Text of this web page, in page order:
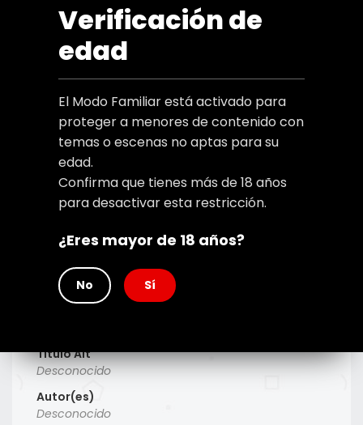
Verificación de
edad
El Modo Familiar está activado para
proteger a menores de contenido con
temas o escenas no aptas para su
edad.
Confirma que tienes más de 18 años
para desactivar esta restricción.
¿Eres mayor de 18 años?
No Sí
Titulo Alt
Desconocido
Autor(es)
Desconocido